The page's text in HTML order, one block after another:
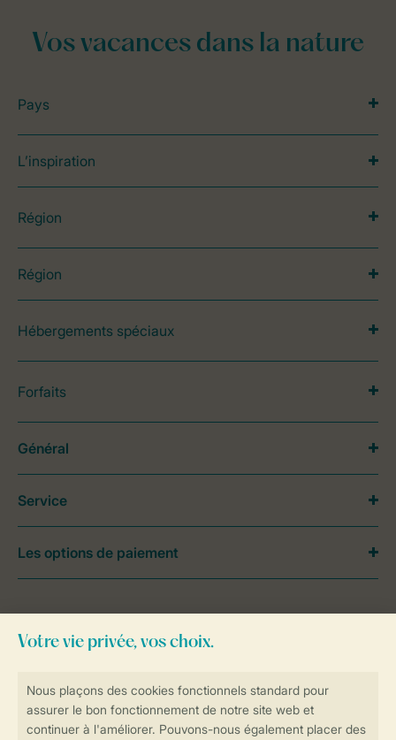
Vos vacances dans la nature
Pays
L’inspiration
Région
Région
Hébergements spéciaux
Forfaits
contactez notreContact Center.
Général
Service
Les options de paiement